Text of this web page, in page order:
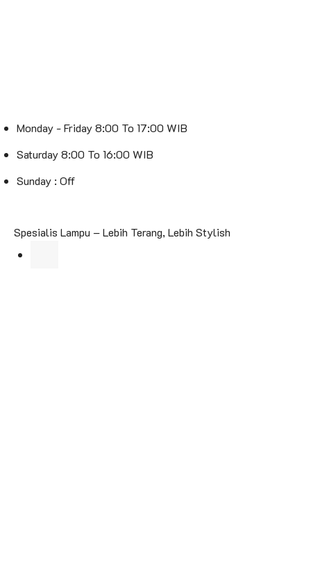
Monday - Friday 8:00 To 17:00 WIB
Saturday 8:00 To 16:00 WIB
Sunday : Off
Spesialis Lampu – Lebih Terang, Lebih Stylish